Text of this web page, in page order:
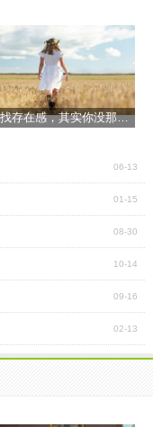
别急着找存在感，其实你没那么重要
06-13
01-15
08-30
10-14
09-16
02-13